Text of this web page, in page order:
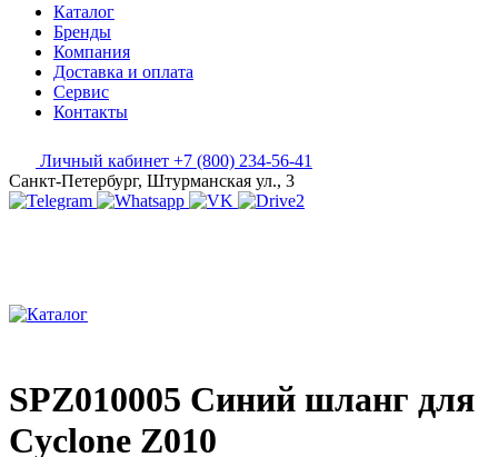
Каталог
Бренды
Компания
Доставка и оплата
Сервис
Контакты
Личный кабинет +7 (800) 234-56-41
Санкт-Петербург, Штурманская ул., 3
SPZ010005 Синий шланг для
Cyclone Z010